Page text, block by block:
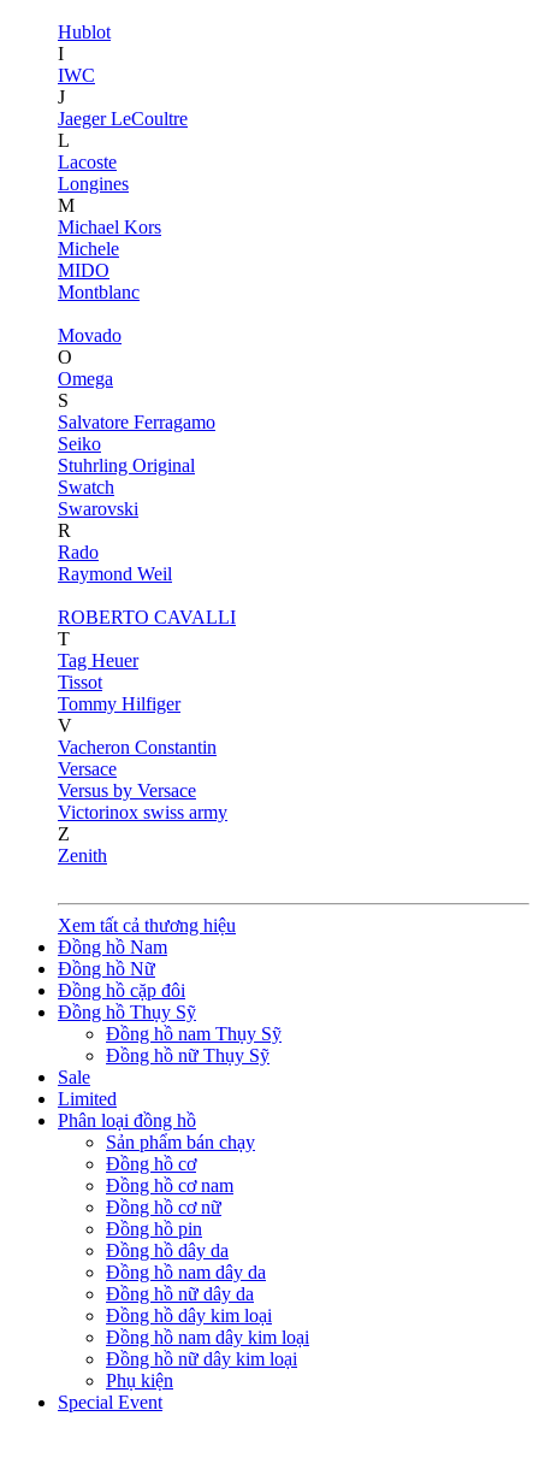
Hublot
I
IWC
J
Jaeger LeCoultre
L
Lacoste
Longines
M
Michael Kors
Michele
MIDO
Montblanc
Movado
O
Omega
S
Salvatore Ferragamo
Seiko
Stuhrling Original
Swatch
Swarovski
R
Rado
Raymond Weil
ROBERTO CAVALLI
T
Tag Heuer
Tissot
Tommy Hilfiger
V
Vacheron Constantin
Versace
Versus by Versace
Victorinox swiss army
Z
Zenith
Xem tất cả thương hiệu
Đồng hồ Nam
Đồng hồ Nữ
Đồng hồ cặp đôi
Đồng hồ Thụy Sỹ
Đồng hồ nam Thụy Sỹ
Đồng hồ nữ Thụy Sỹ
Sale
Limited
Phân loại đồng hồ
Sản phẩm bán chạy
Đồng hồ cơ
Đồng hồ cơ nam
Đồng hồ cơ nữ
Đồng hồ pin
Đồng hồ dây da
Đồng hồ nam dây da
Đồng hồ nữ dây da
Đồng hồ dây kim loại
Đồng hồ nam dây kim loại
Đồng hồ nữ dây kim loại
Phụ kiện
Special Event